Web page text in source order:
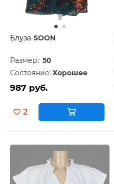
Блуза SOON
Размер: 50
Состояние: Хорошее
987 руб.
2